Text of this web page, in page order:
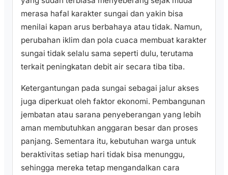
merasa hafal karakter sungai dan yakin bisa
menilai kapan arus berbahaya atau tidak. Namun,
perubahan iklim dan pola cuaca membuat karakter
sungai tidak selalu sama seperti dulu, terutama
terkait peningkatan debit air secara tiba tiba.
Ketergantungan pada sungai sebagai jalur akses
juga diperkuat oleh faktor ekonomi. Pembangunan
jembatan atau sarana penyeberangan yang lebih
aman membutuhkan anggaran besar dan proses
panjang. Sementara itu, kebutuhan warga untuk
beraktivitas setiap hari tidak bisa menunggu,
sehingga mereka tetap mengandalkan cara